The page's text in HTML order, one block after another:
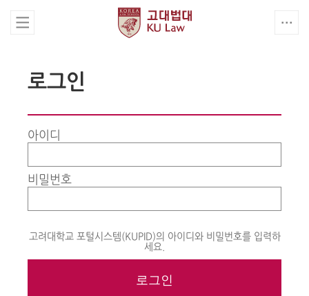
로그인
아이디
비밀번호
고려대학교 포털시스템(KUPID)의 아이디와 비밀번호를 입력하
세요.